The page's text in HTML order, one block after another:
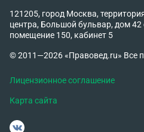
121205, город Москва,
центра, Большой бульвар, дом 42
помещение 150, кабинет 5
© 2011—2026 «Правовед.ru» Все
Лицензионное соглашение
Карта сайта